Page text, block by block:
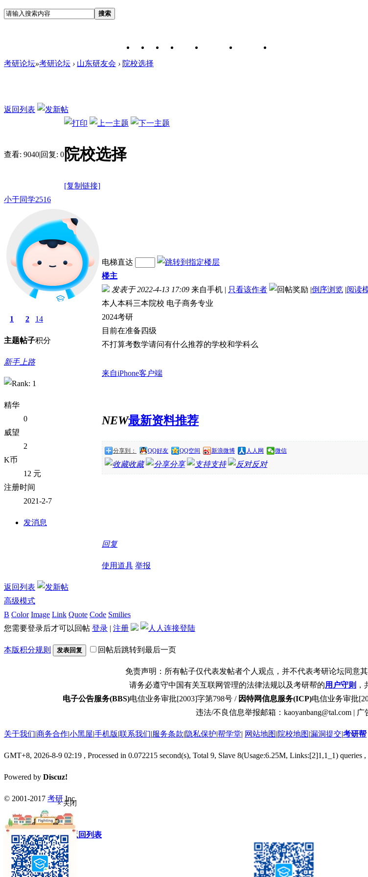
搜索
考研论坛»考研论坛 › 山东研友会 › 院校选择
返回列表
查看: 9040|回复: 0 院校选择
[复制链接]
小于同学2516
1
主题
2
帖子
14
积分
新手上路
精华
0
威望
2
K币
12 元
注册时间
2021-2-7
发消息
电梯直达
楼主
发表于 2022-4-13 17:09 来自手机 | 只看该作者 |倒序浏览 |阅读
本人本科三本院校 电子商务专业
2024考研
目前在准备四级
不打算考数学请问有什么推荐的学校和学科么
来自iPhone客户端
NEW最新资料推荐
分享到： QQ好友 QQ空间 新浪微博 人人网 微信
收藏 分享 支持 反对
回复
使用道具 举报
返回列表
高级模式
B Color Image Link Quote Code Smilies
您需要登录后才可以回帖 登录 | 注册
本版积分规则 发表回复 回帖后跳转到最后一页
免责声明：所有帖子仅代表发帖者个人观点，并不代表考研论坛同意
请务必遵守中国有关互联网管理的法律法规以及考研帮的用户守则
电子公告服务(BBS)电信业务审批[2003]字第798号 / 因特网信息服务(ICP)电信业务审批
违法/不良信息举报邮箱：kaoyanbang@tal.com |
关于我们|商务合作|小黑屋|手机版|联系我们|服务条款|隐私保护|帮学堂| 网站地图|院校地图|漏洞提交|考研帮
GMT+8, 2026-8-9 02:19 , Processed in 0.072215 second(s), Total 9, Slave 8(Usage:6.25M, Links:[2]1,1_1) queries ,
Powered by Discuz!
© 2001-2017 考研Inc.
快速回复 返回顶部 返回列表
× 关闭